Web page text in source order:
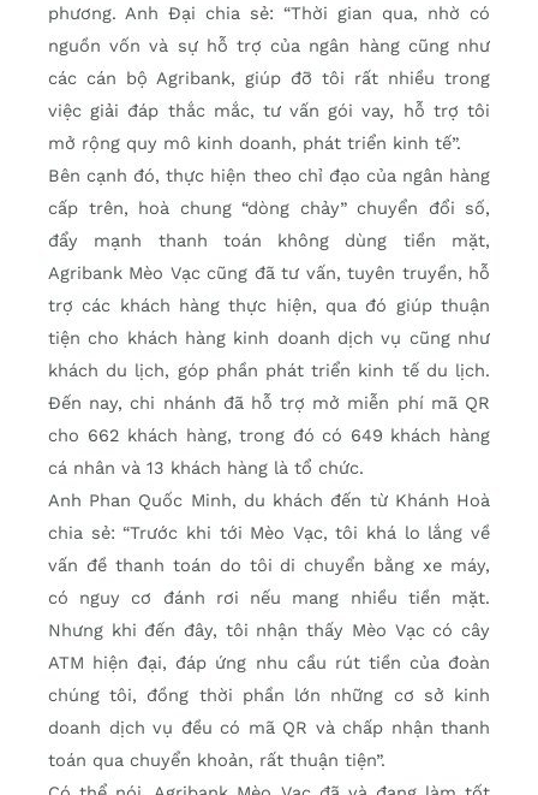
phương. Anh Đại chia sẻ: “Thời gian qua, nhờ có
nguồn vốn và sự hỗ trợ của ngân hàng cũng như
các cán bộ Agribank, giúp đỡ tôi rất nhiều trong
việc giải đáp thắc mắc, tư vấn gói vay, hỗ trợ tôi
mở rộng quy mô kinh doanh, phát triển kinh tế”.
Bên cạnh đó, thực hiện theo chỉ đạo của ngân hàng
cấp trên, hoà chung “dòng chảy” chuyển đổi số,
đẩy mạnh thanh toán không dùng tiền mặt,
Agribank Mèo Vạc cũng đã tư vấn, tuyên truyền, hỗ
trợ các khách hàng thực hiện, qua đó giúp thuận
tiện cho khách hàng kinh doanh dịch vụ cũng như
khách du lịch, góp phần phát triển kinh tế du lịch.
Đến nay, chi nhánh đã hỗ trợ mở miễn phí mã QR
cho 662 khách hàng, trong đó có 649 khách hàng
cá nhân và 13 khách hàng là tổ chức.
Anh Phan Quốc Minh, du khách đến từ Khánh Hoà
chia sẻ: “Trước khi tới Mèo Vạc, tôi khá lo lắng về
vấn đề thanh toán do tôi di chuyển bằng xe máy,
có nguy cơ đánh rơi nếu mang nhiều tiền mặt.
Nhưng khi đến đây, tôi nhận thấy Mèo Vạc có cây
ATM hiện đại, đáp ứng nhu cầu rút tiền của đoàn
chúng tôi, đồng thời phần lớn những cơ sở kinh
doanh dịch vụ đều có mã QR và chấp nhận thanh
toán qua chuyển khoản, rất thuận tiện”.